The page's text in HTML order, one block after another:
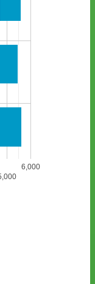
6,000